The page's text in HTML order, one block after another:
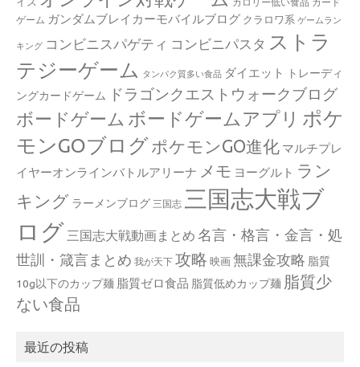
ゲーム ガンダムブレイカーモバイルブログ クラロワ系 ゲームラン
キング コンビニスパゲティ コンビニパスタ ストラ
テジーゲーム
タンパク質多い食品 ダイエット
トレーディ
ングカードゲーム
ドラゴンクエストウォークブログ
ボードゲーム ボードゲームアプリ ポケ
モンGOブログ ポケモンGO進化 マルチプレ
イヤーオンラインバトルアリーナ メモ ヨーグルト ラン
キング ラーメンブログ 三国志 三国志大戦ブ
ログ 三国志大戦動画まとめ 名言・格言・金言・処
世訓・箴言まとめ 我が天下 攻略 映画 無課金攻略 脂質
10g以下のカップ麺 脂質ゼロ食品 脂質低めカップ麺 脂質少
ない食品
最近の投稿